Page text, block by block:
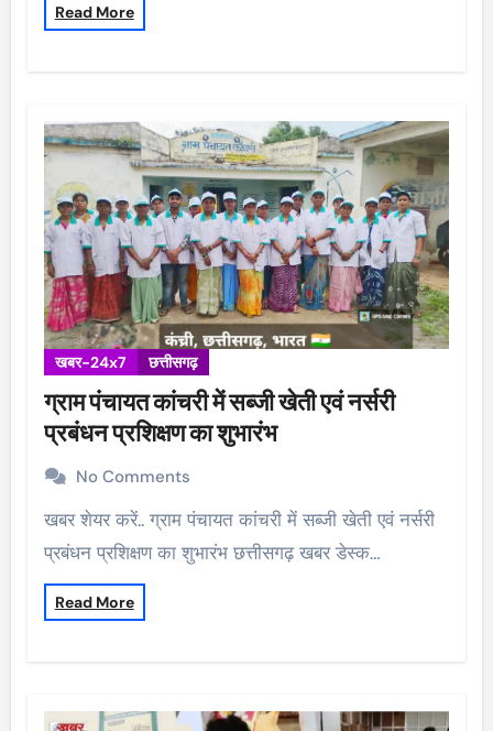
Read More
खबर-24x7 छत्तीसगढ़
ग्राम पंचायत कांचरी में सब्जी खेती एवं नर्सरी
प्रबंधन प्रशिक्षण का शुभारंभ
No Comments
खबर शेयर करें.. ग्राम पंचायत कांचरी में सब्जी खेती एवं नर्सरी
प्रबंधन प्रशिक्षण का शुभारंभ छत्तीसगढ़ खबर डेस्क…
Read More